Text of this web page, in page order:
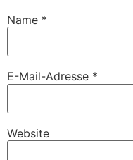
Name *
E-Mail-Adresse *
Website